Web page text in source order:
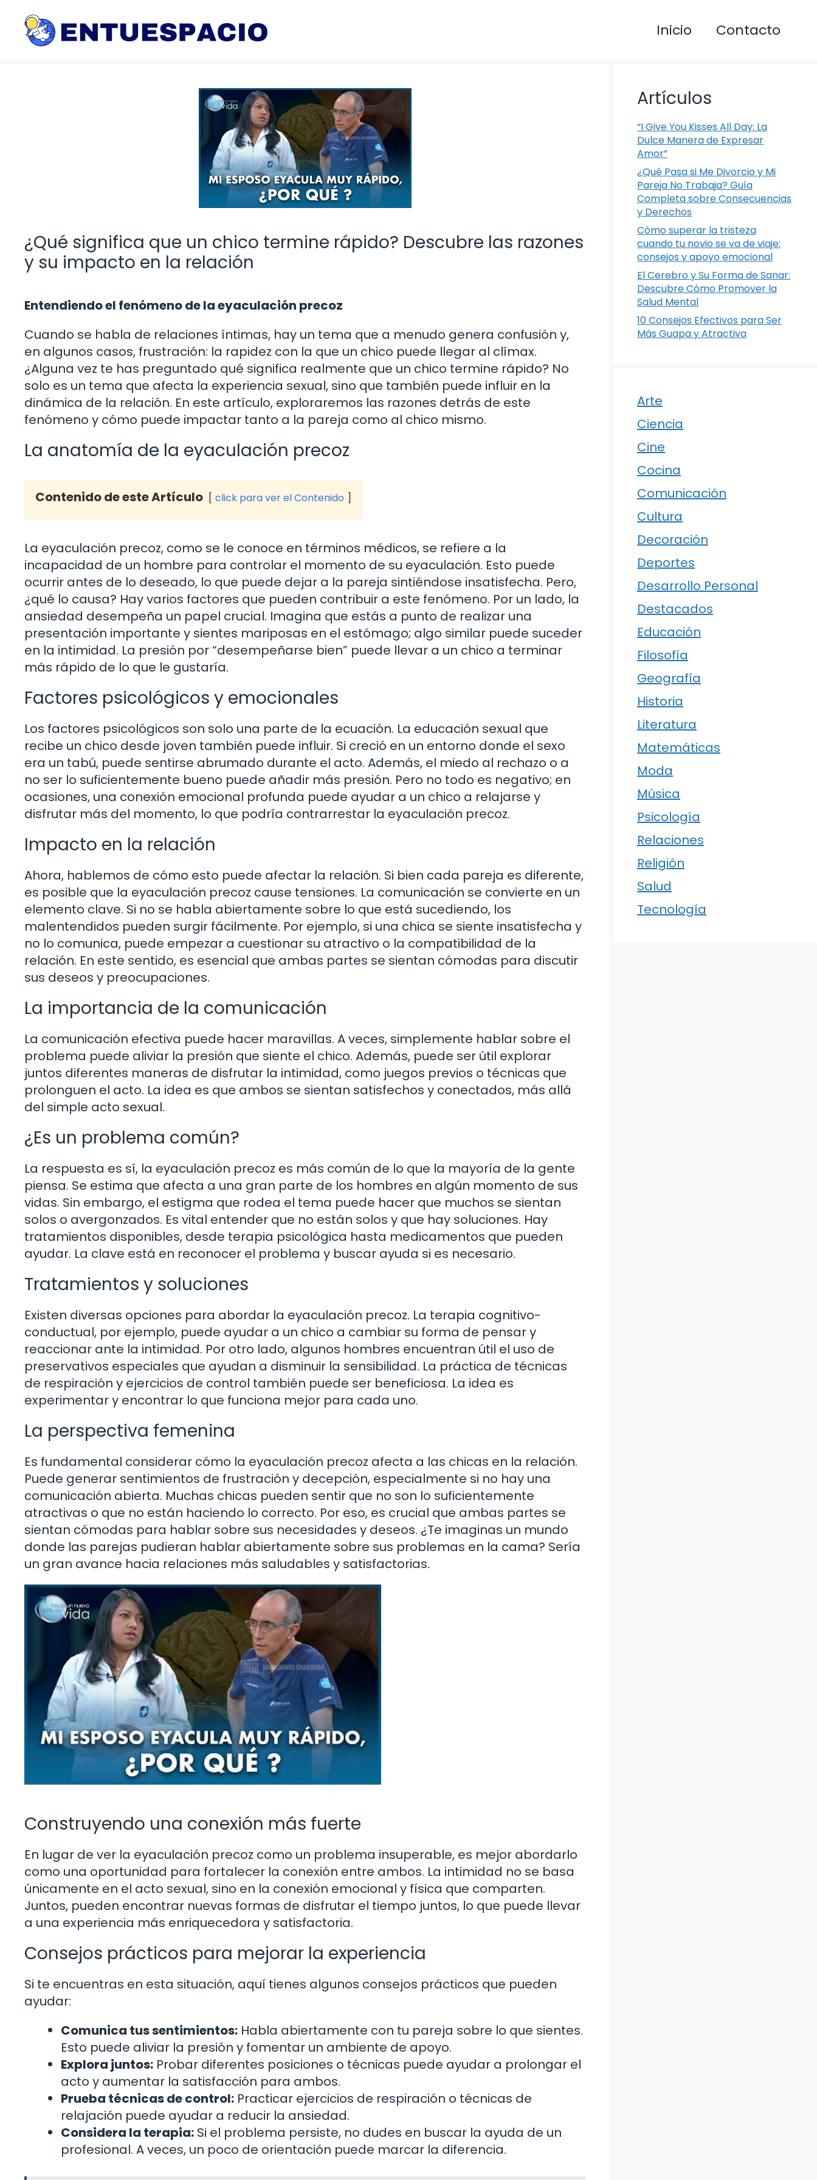
contenido
Inicio Contacto
¿Qué significa que un chico termine rápido? Descubre las razones
y su impacto en la relación
Entendiendo el fenómeno de la eyaculación precoz
Cuando se habla de relaciones íntimas, hay un tema que a menudo genera confusión y,
en algunos casos, frustración: la rapidez con la que un chico puede llegar al clímax.
¿Alguna vez te has preguntado qué significa realmente que un chico termine rápido? No
solo es un tema que afecta la experiencia sexual, sino que también puede influir en la
dinámica de la relación. En este artículo, exploraremos las razones detrás de este
fenómeno y cómo puede impactar tanto a la pareja como al chico mismo.
La anatomía de la eyaculación precoz
Contenido de este Artículo click para ver el Contenido
La eyaculación precoz, como se le conoce en términos médicos, se refiere a la
incapacidad de un hombre para controlar el momento de su eyaculación. Esto puede
ocurrir antes de lo deseado, lo que puede dejar a la pareja sintiéndose insatisfecha. Pero,
¿qué lo causa? Hay varios factores que pueden contribuir a este fenómeno. Por un lado, la
ansiedad desempeña un papel crucial. Imagina que estás a punto de realizar una
presentación importante y sientes mariposas en el estómago; algo similar puede suceder
en la intimidad. La presión por “desempeñarse bien” puede llevar a un chico a terminar
más rápido de lo que le gustaría.
Factores psicológicos y emocionales
Los factores psicológicos son solo una parte de la ecuación. La educación sexual que
recibe un chico desde joven también puede influir. Si creció en un entorno donde el sexo
era un tabú, puede sentirse abrumado durante el acto. Además, el miedo al rechazo o a
no ser lo suficientemente bueno puede añadir más presión. Pero no todo es negativo; en
ocasiones, una conexión emocional profunda puede ayudar a un chico a relajarse y
disfrutar más del momento, lo que podría contrarrestar la eyaculación precoz.
Impacto en la relación
Ahora, hablemos de cómo esto puede afectar la relación. Si bien cada pareja es diferente,
es posible que la eyaculación precoz cause tensiones. La comunicación se convierte en un
elemento clave. Si no se habla abiertamente sobre lo que está sucediendo, los
malentendidos pueden surgir fácilmente. Por ejemplo, si una chica se siente insatisfecha y
no lo comunica, puede empezar a cuestionar su atractivo o la compatibilidad de la
relación. En este sentido, es esencial que ambas partes se sientan cómodas para discutir
sus deseos y preocupaciones.
La importancia de la comunicación
La comunicación efectiva puede hacer maravillas. A veces, simplemente hablar sobre el
problema puede aliviar la presión que siente el chico. Además, puede ser útil explorar
juntos diferentes maneras de disfrutar la intimidad, como juegos previos o técnicas que
prolonguen el acto. La idea es que ambos se sientan satisfechos y conectados, más allá
del simple acto sexual.
¿Es un problema común?
La respuesta es sí, la eyaculación precoz es más común de lo que la mayoría de la gente
piensa. Se estima que afecta a una gran parte de los hombres en algún momento de sus
vidas. Sin embargo, el estigma que rodea el tema puede hacer que muchos se sientan
solos o avergonzados. Es vital entender que no están solos y que hay soluciones. Hay
tratamientos disponibles, desde terapia psicológica hasta medicamentos que pueden
ayudar. La clave está en reconocer el problema y buscar ayuda si es necesario.
Tratamientos y soluciones
Existen diversas opciones para abordar la eyaculación precoz. La terapia cognitivo-
conductual, por ejemplo, puede ayudar a un chico a cambiar su forma de pensar y
reaccionar ante la intimidad. Por otro lado, algunos hombres encuentran útil el uso de
preservativos especiales que ayudan a disminuir la sensibilidad. La práctica de técnicas
de respiración y ejercicios de control también puede ser beneficiosa. La idea es
experimentar y encontrar lo que funciona mejor para cada uno.
La perspectiva femenina
Es fundamental considerar cómo la eyaculación precoz afecta a las chicas en la relación.
Puede generar sentimientos de frustración y decepción, especialmente si no hay una
comunicación abierta. Muchas chicas pueden sentir que no son lo suficientemente
atractivas o que no están haciendo lo correcto. Por eso, es crucial que ambas partes se
sientan cómodas para hablar sobre sus necesidades y deseos. ¿Te imaginas un mundo
donde las parejas pudieran hablar abiertamente sobre sus problemas en la cama? Sería
un gran avance hacia relaciones más saludables y satisfactorias.
Construyendo una conexión más fuerte
En lugar de ver la eyaculación precoz como un problema insuperable, es mejor abordarlo
como una oportunidad para fortalecer la conexión entre ambos. La intimidad no se basa
únicamente en el acto sexual, sino en la conexión emocional y física que comparten.
Juntos, pueden encontrar nuevas formas de disfrutar el tiempo juntos, lo que puede llevar
a una experiencia más enriquecedora y satisfactoria.
Consejos prácticos para mejorar la experiencia
Si te encuentras en esta situación, aquí tienes algunos consejos prácticos que pueden
ayudar:
Comunica tus sentimientos: Habla abiertamente con tu pareja sobre lo que sientes.
Esto puede aliviar la presión y fomentar un ambiente de apoyo.
Explora juntos: Probar diferentes posiciones o técnicas puede ayudar a prolongar el
acto y aumentar la satisfacción para ambos.
Prueba técnicas de control: Practicar ejercicios de respiración o técnicas de
relajación puede ayudar a reducir la ansiedad.
Considera la terapia: Si el problema persiste, no dudes en buscar la ayuda de un
profesional. A veces, un poco de orientación puede marcar la diferencia.
Artículos
“I Give You Kisses All Day: La
Dulce Manera de Expresar
Amor”
¿Qué Pasa si Me Divorcio y Mi
Pareja No Trabaja? Guía
Completa sobre Consecuencias
y Derechos
Cómo superar la tristeza
cuando tu novio se va de viaje:
consejos y apoyo emocional
El Cerebro y Su Forma de Sanar:
Descubre Cómo Promover la
Salud Mental
10 Consejos Efectivos para Ser
Más Guapa y Atractiva
Arte
Ciencia
Cine
Cocina
Comunicación
Cultura
Decoración
Deportes
Desarrollo Personal
Destacados
Educación
Filosofía
Geografía
Historia
Literatura
Matemáticas
Moda
Música
Psicología
Relaciones
Religión
Salud
Tecnología